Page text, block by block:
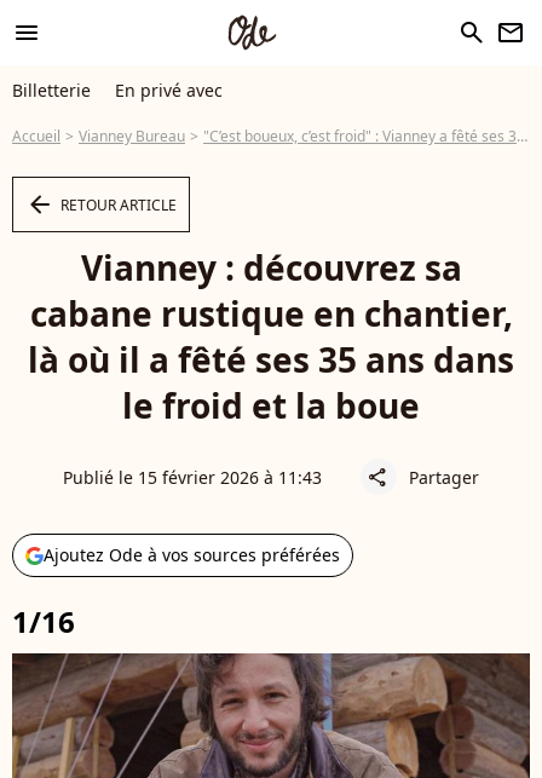
menu search newsletter
Billetterie En privé avec
Accueil Vianney Bureau "C’est boueux, c’est froid" : Vianney a fêté ses 35 ans dans sa cabane retirée de Paris, il montre où en est le chantier
arrow_left RETOUR ARTICLE
Vianney : découvrez sa
cabane rustique en chantier,
là où il a fêté ses 35 ans dans
le froid et la boue
Publié le 15 février 2026 à 11:43 share Partager
Ajoutez Ode à vos sources préférées
1/16